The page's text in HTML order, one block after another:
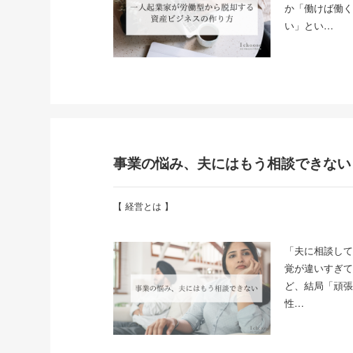
か「働けば働
い」とい…
事業の悩み、夫にはもう相談できない
【 経営とは 】
「夫に相談し
覚が違いすぎ
ど、結局「頑
性…